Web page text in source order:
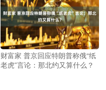
财富家 普京回应特朗普称俄“纸
老虎”言论：那北约又算什么？